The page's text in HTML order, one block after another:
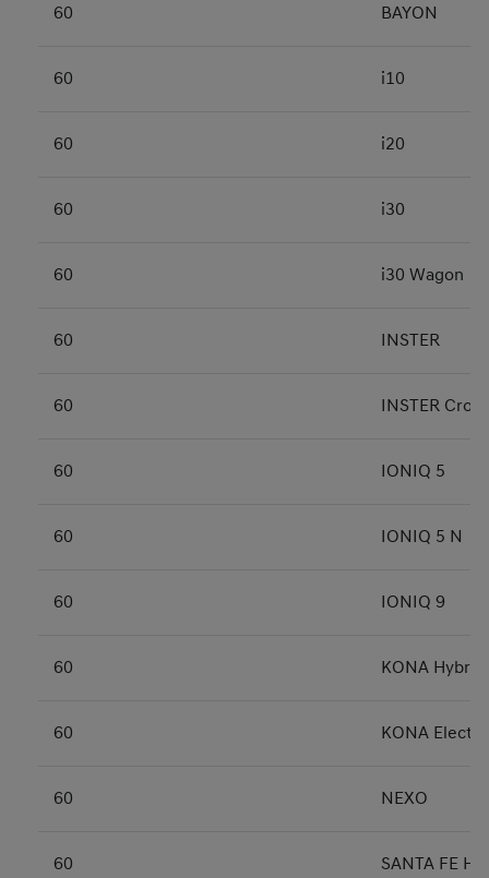
60 BAYON
60 i10
60 i20
60 i30
60 i30 Wagon
60 INSTER
60 INSTER Cross
60 IONIQ 5
60 IONIQ 5 N
60 IONIQ 9
60 KONA Hybrid
60 KONA
60 NEXO
60 SANTA FE